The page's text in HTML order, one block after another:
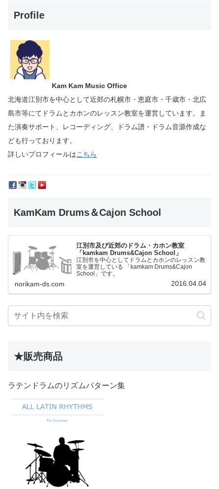
Profile
Kam Kam Music Office
北海道江別市を中心として近郊の札幌市・恵庭市・千歳市・北広
島市等にて ドラムとカホンのレッスン教室を運営しています。
ま
た演奏サポート、レコーディング、ドラム譜・ドラム音源作成な
ども行っております。
詳しいプロフィールはこちら
KamKam Drums＆Cajon School
江別市及び近郊のドラム・カホン教室
「kamkam Drums&Cajon School」
江別市を中心としてドラムとカホンのレッスン教
室を運営している 「kamkam Drums&Cajon
School」です。
norikam-ds.com 2016.04.04
★販売商品
ラテンドラムのリズムパターン集